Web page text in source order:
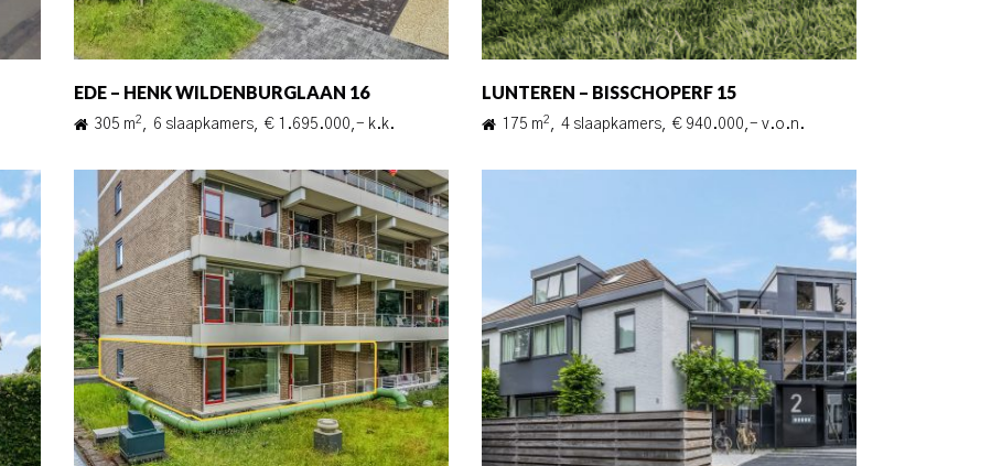
EDE – HENK WILDENBURGLAAN 16
305 m2 , 6 slaapkamers, € 1.695.000,- k.k.
LUNTEREN – BISSCHOPERF 15
175 m2 , 4 slaapkamers, € 940.000,- v.o.n.